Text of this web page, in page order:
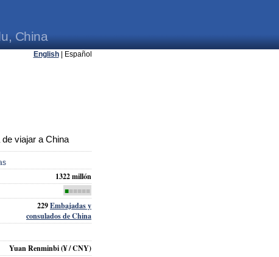
China
English| Español
viajar a China
1322 millón
■■■■■■
229Embajadas y
consulados de China
Yuan Renminbi(¥ / CNY)